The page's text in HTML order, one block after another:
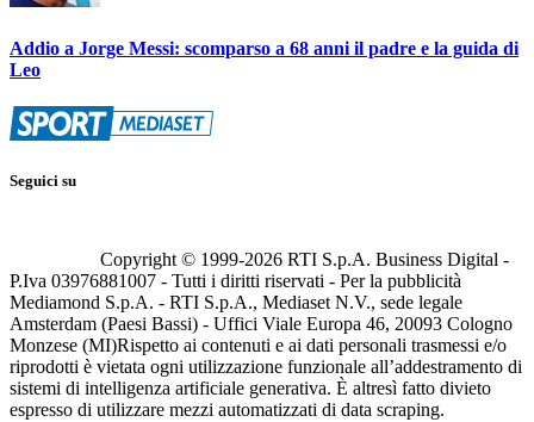
Addio a Jorge Messi: scomparso a 68 anni il padre e la guida di
Leo
Seguici su
Copyright © 1999-2026 RTI S.p.A. Business Digital -
P.Iva 03976881007 - Tutti i diritti riservati - Per la pubblicità
Mediamond S.p.A. - RTI S.p.A., Mediaset N.V., sede legale
Amsterdam (Paesi Bassi) - Uffici Viale Europa 46, 20093 Cologno
Monzese (MI)Rispetto ai contenuti e ai dati personali trasmessi e/o
riprodotti è vietata ogni utilizzazione funzionale all’addestramento di
sistemi di intelligenza artificiale generativa. È altresì fatto divieto
espresso di utilizzare mezzi automatizzati di data scraping.